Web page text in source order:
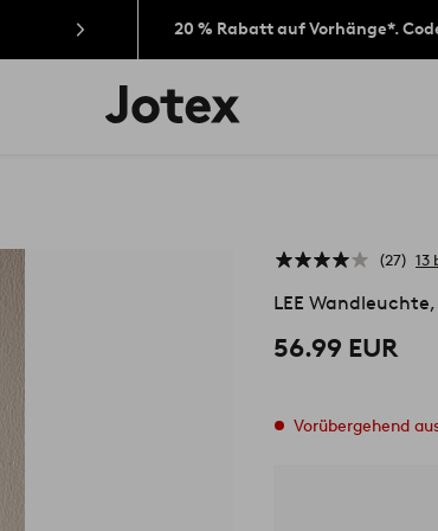
20 % Rabatt auf Vorhänge*.
Jotex-
Logo
27 13
LEE
56.99 EUR
Vorübergehend